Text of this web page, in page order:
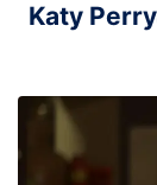
Katy